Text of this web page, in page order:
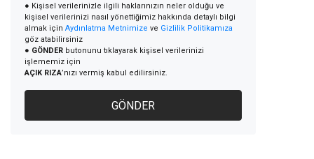
● Kişisel verilerinizle ilgili haklarınızın neler olduğu ve
kişisel verilerinizi nasıl yönettiğimiz hakkında detaylı bilgi
almak için Aydınlatma Metnimize ve Gizlilik Politikamıza
göz atabilirsiniz
● GÖNDER butonunu tıklayarak kişisel verilerinizi
işlememiz için
AÇIK RIZA’nızı vermiş kabul edilirsiniz.
GÖNDER